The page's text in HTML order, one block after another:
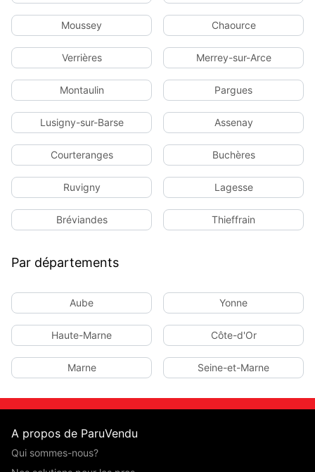
Moussey Chaource
Verrières Merrey-sur-Arce
Montaulin Pargues
Lusigny-sur-Barse Assenay
Courteranges Buchères
Ruvigny Lagesse
Bréviandes Thieffrain
Par départements
Aube Yonne
Haute-Marne Côte-d'Or
Marne Seine-et-Marne
A propos de ParuVendu
Qui sommes-nous?